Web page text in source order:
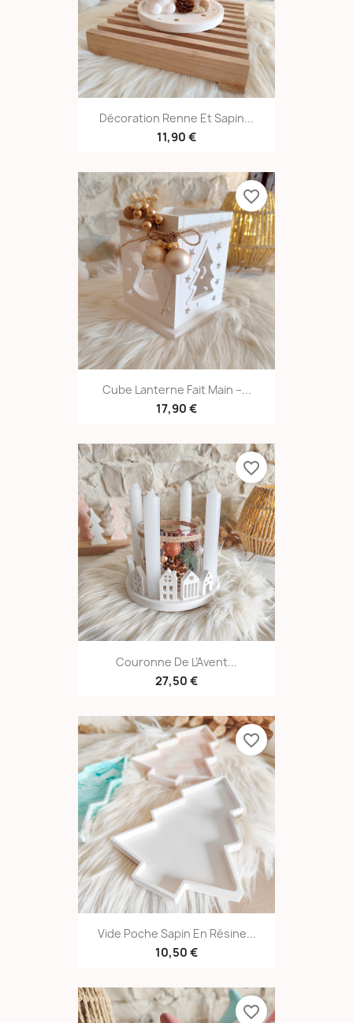
Décoration Renne Et Sapin...
11,90 €
Cube Lanterne Fait Main –...
17,90 €
favorite_border
Couronne De L’Avent...
27,50 €
favorite_border
Vide Poche Sapin En Résine...
10,50 €
favorite_border
favorite_border